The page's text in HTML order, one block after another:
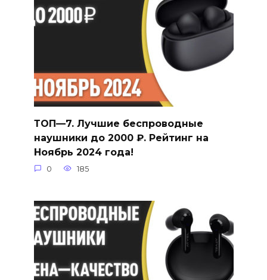
ТОП—7. Лучшие беспроводные
наушники до 2000 ₽. Рейтинг на
Ноябрь 2024 года!
0 185